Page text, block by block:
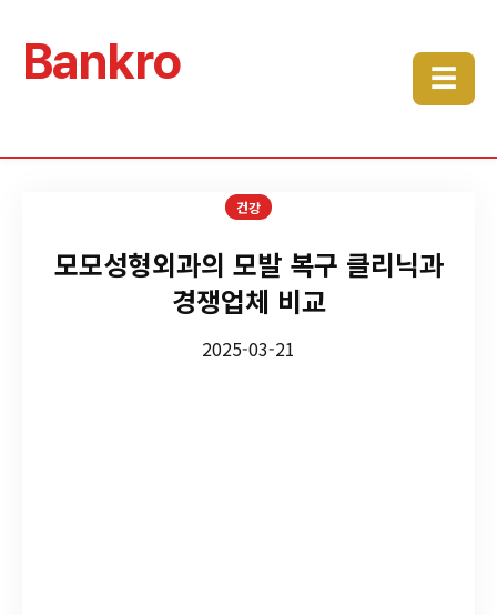
Bankro ☰
건강
모모성형외과의 모발 복구 클리닉과
경쟁업체 비교
2025-03-21